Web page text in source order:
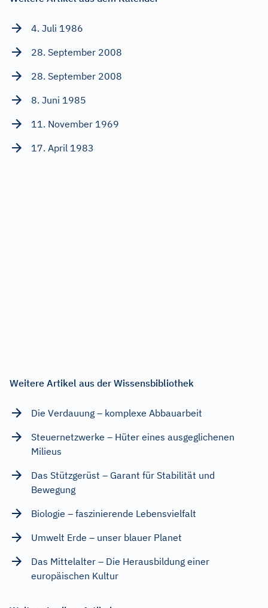
4. Juli 1986
28. September 2008
28. September 2008
8. Juni 1985
11. November 1969
17. April 1983
Weitere Artikel aus der Wissensbibliothek
Die Verdauung – komplexe Abbauarbeit
Steuernetzwerke – Hüter eines ausgeglichenen
Milieus
Das Stützgerüst – Garant für Stabilität und
Bewegung
Biologie – faszinierende Lebensvielfalt
Umwelt Erde – unser blauer Planet
Das Mittelalter – Die Herausbildung einer
europäischen Kultur